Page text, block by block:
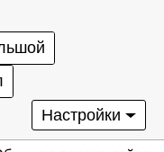
Настройки